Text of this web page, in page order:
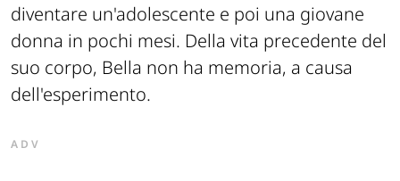
diventare un'adolescente e poi una giovane
donna in pochi mesi. Della vita precedente del
suo corpo, Bella non ha memoria, a causa
dell'esperimento.
ADV